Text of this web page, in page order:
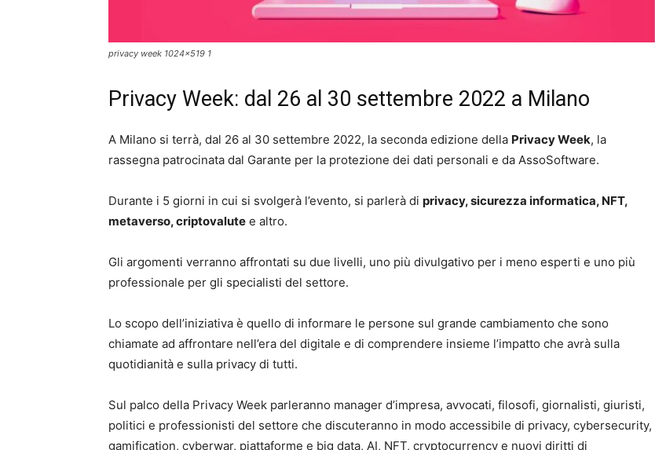
privacy week 1024x519 1
Privacy Week: dal 26 al 30 settembre 2022 a Milano
A Milano si terrà, dal 26 al 30 settembre 2022, la seconda edizione della Privacy Week, la
rassegna patrocinata dal Garante per la protezione dei dati personali e da AssoSoftware.
Durante i 5 giorni in cui si svolgerà l’evento, si parlerà di privacy, sicurezza informatica, NFT,
metaverso, criptovalute e altro.
Gli argomenti verranno affrontati su due livelli, uno più divulgativo per i meno esperti e uno più
professionale per gli specialisti del settore.
Lo scopo dell’iniziativa è quello di informare le persone sul grande cambiamento che sono
chiamate ad affrontare nell’era del digitale e di comprendere insieme l’impatto che avrà sulla
quotidianità e sulla privacy di tutti.
Sul palco della Privacy Week parleranno manager d’impresa, avvocati, filosofi, giornalisti, giuristi,
politici e professionisti del settore che discuteranno in modo accessibile di privacy, cybersecurity,
gamification, cyberwar, piattaforme e big data, AI, NFT, cryptocurrency e nuovi diritti di